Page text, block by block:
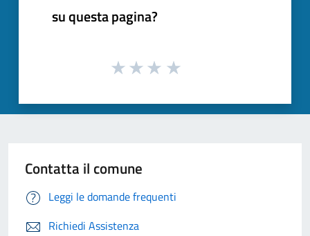
su questa pagina?
Contatta il comune
Leggi le domande frequenti
Richiedi Assistenza